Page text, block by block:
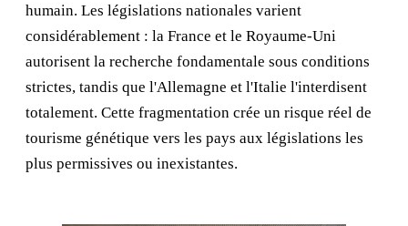
humain. Les législations nationales varient
considérablement : la France et le Royaume-Uni
autorisent la recherche fondamentale sous conditions
strictes, tandis que l'Allemagne et l'Italie l'interdisent
totalement. Cette fragmentation crée un risque réel de
tourisme génétique vers les pays aux législations les
plus permissives ou inexistantes.